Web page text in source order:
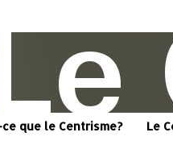
que le Centrisme? Le